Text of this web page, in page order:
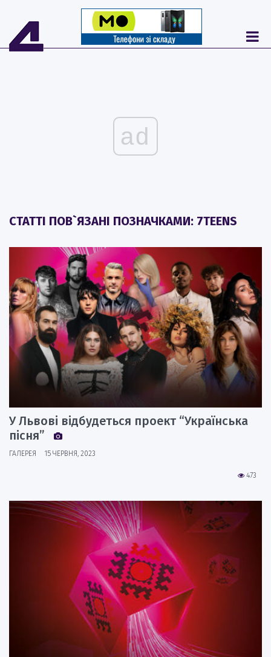
ad
СТАТТІ ПОВ`ЯЗАНІ ПОЗНАЧКАМИ: 7TEENS
У Львові відбудеться проект “Українська
пісня”
ГАЛЕРЕЯ 15 ЧЕРВНЯ, 2023
473